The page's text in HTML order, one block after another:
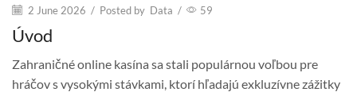
2 June 2026 / Posted by Data / 59
Úvod
Zahraničné online kasína sa stali populárnou voľbou pre
hráčov s vysokými stávkami, ktorí hľadajú exkluzívne zážitky